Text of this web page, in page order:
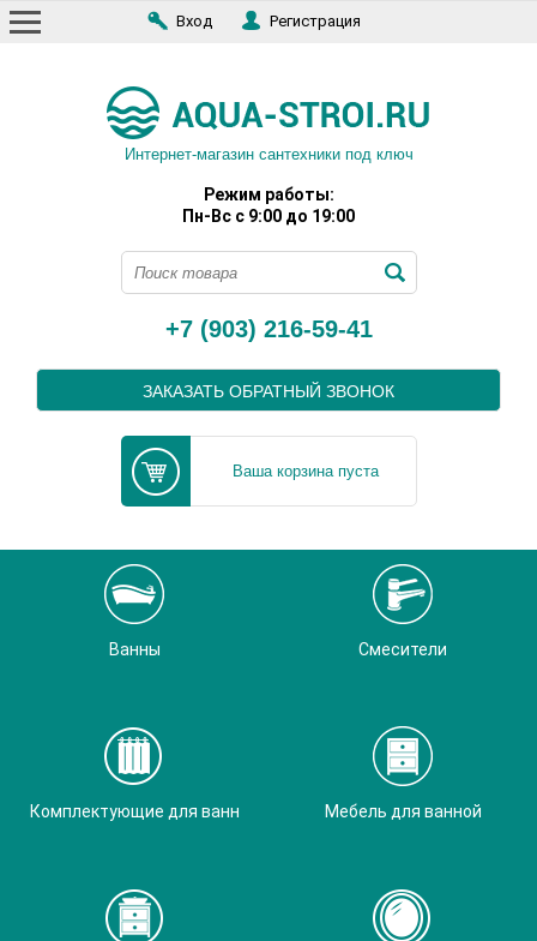
Вход Регистрация
Интернет-магазин сантехники под ключ
Режим работы:
Пн-Вс с 9:00 до 19:00
+7 (903) 216-59-41
ЗАКАЗАТЬ ОБРАТНЫЙ ЗВОНОК
Ваша корзина пуста
Ванны Смесители
Комплектующие для ванн Мебель для ванной